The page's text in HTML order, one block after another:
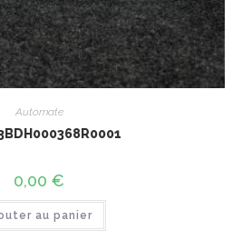
Automate
0,00 €
au panier